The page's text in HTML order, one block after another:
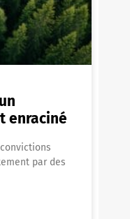
enraciné
par des